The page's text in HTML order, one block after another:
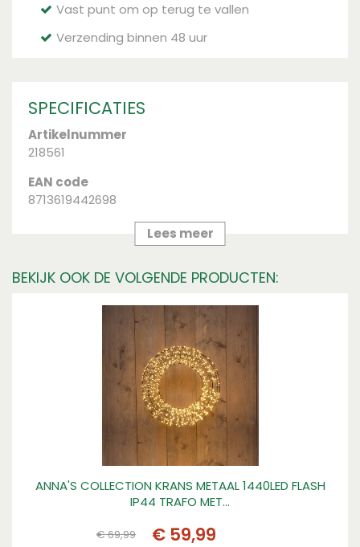
Vast punt om op terug te vallen
Verzending binnen 48 uur
SPECIFICATIES
Artikelnummer
218561
EAN code
8713619442698
Lees meer
BEKIJK OOK DE VOLGENDE PRODUCTEN:
ANNA'S COLLECTION KRANS METAAL 1440LED FLASH
IP44 TRAFO MET…
€69,99 € 59,99